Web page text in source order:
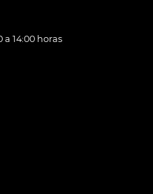
a 14:00 horas